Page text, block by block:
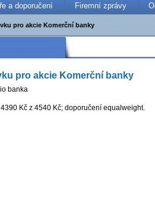
a doporučení Firemní zprávy
pro akcie Komerční banky
pro akcie Komerční banky
banka
Kč z 4540 Kč; doporučení equalweight.